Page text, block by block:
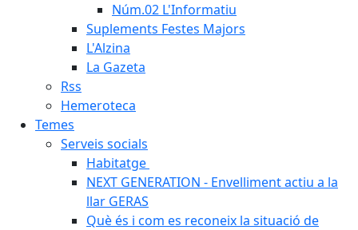
Núm.02 L'Informatiu
Suplements Festes Majors
L'Alzina
La Gazeta
Rss
Hemeroteca
Temes
Serveis socials
Habitatge
NEXT GENERATION - Envelliment actiu a la
llar GERAS
Què és i com es reconeix la situació de